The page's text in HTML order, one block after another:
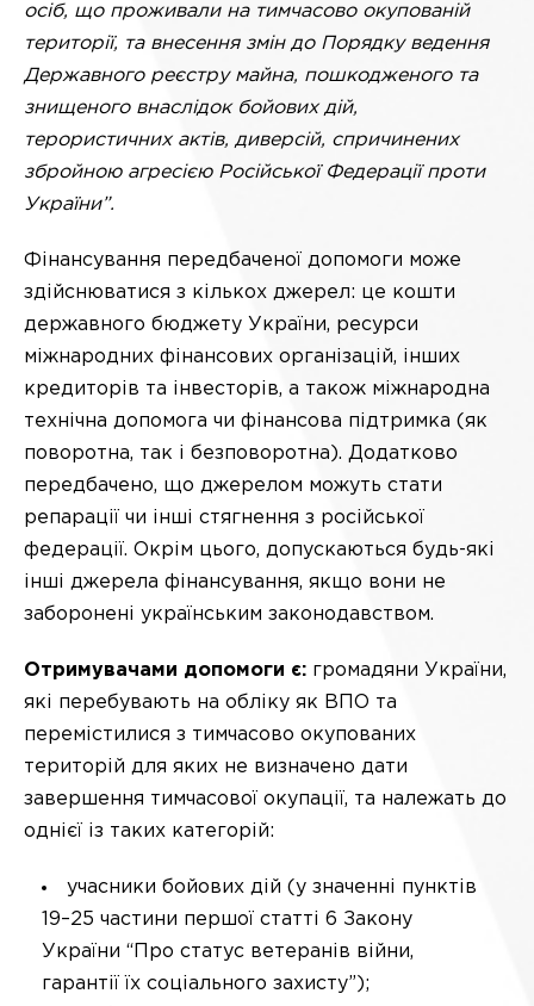
осіб, що проживали на тимчасово окупованій
території, та внесення змін до Порядку ведення
Державного реєстру майна, пошкодженого та
знищеного внаслідок бойових дій,
терористичних актів, диверсій, спричинених
збройною агресією Російської Федерації проти
України”.
Фінансування передбаченої допомоги може
здійснюватися з кількох джерел: це кошти
державного бюджету України, ресурси
міжнародних фінансових організацій, інших
кредиторів та інвесторів, а також міжнародна
технічна допомога чи фінансова підтримка (як
поворотна, так і безповоротна). Додатково
передбачено, що джерелом можуть стати
репарації чи інші стягнення з російської
федерації. Окрім цього, допускаються будь-які
інші джерела фінансування, якщо вони не
заборонені українським законодавством.
Отримувачами допомоги є: громадяни України,
які перебувають на обліку як ВПО та
перемістилися з тимчасово окупованих
територій для яких не визначено дати
завершення тимчасової окупації, та належать до
однієї із таких категорій:
учасники бойових дій (у значенні пунктів
19–25 частини першої статті 6 Закону
України “Про статус ветеранів війни,
гарантії їх соціального захисту”);